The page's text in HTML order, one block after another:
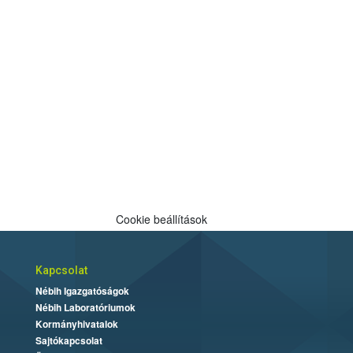
Cookie beállítások
Kapcsolat
Nébih Igazgatóságok
Nébih Laboratóriumok
Kormányhivatalok
Sajtókapcsolat